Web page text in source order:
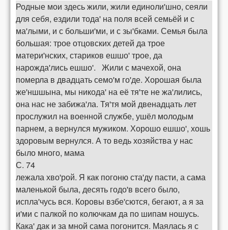
Родные мои здесь жили, жили единоли'шно, сеяли
для себя, ездили тода' на поля всей семьёй и с
ма'лыми, и с больши'ми, и с зы'бками. Семья была
большая: трое отцовских детей да трое
матери'нских, стариков ешшо' трое, да
нарожда'лись ешшо'. Жили с мачехой, она
померла в двадцать семо'м го'де. Хорошая была
же'ншшына, мы никода' на её тя'те не жа'лились,
она нас не забижа'ла. Тя'тя мой двенадцать лет
прослужил на военной службе, ушёл молодым
парнем, а вернулся мужиком. Хорошо ешшо', хошь
здоровым вернулся. А то ведь хозяйства у нас
было много, мама
С. 74
лежала хво'рой. Я как погоню ста'ду пасти, а сама
маленькой была, десять годо'в всего было,
испла'чусь вся. Коровы взбе'сются, бегают, а я за
и'ми с палкой по колючкам да по шипам ношусь.
Кака' дак и за мной сама погонится. Маялась я с